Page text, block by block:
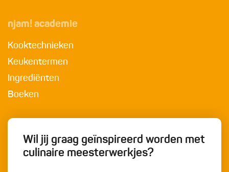
njam! academie
Kooktechnieken
Keukentermen
Ingrediënten
Boeken
Wil jij graag geïnspireerd worden met
culinaire meesterwerkjes?